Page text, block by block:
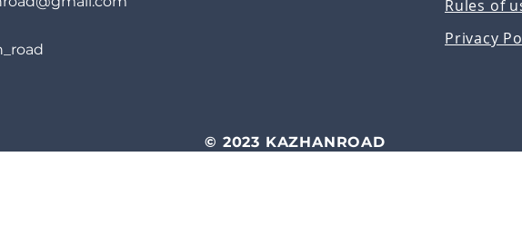
Rules of
Privacy
© 2023 KAZHANROAD